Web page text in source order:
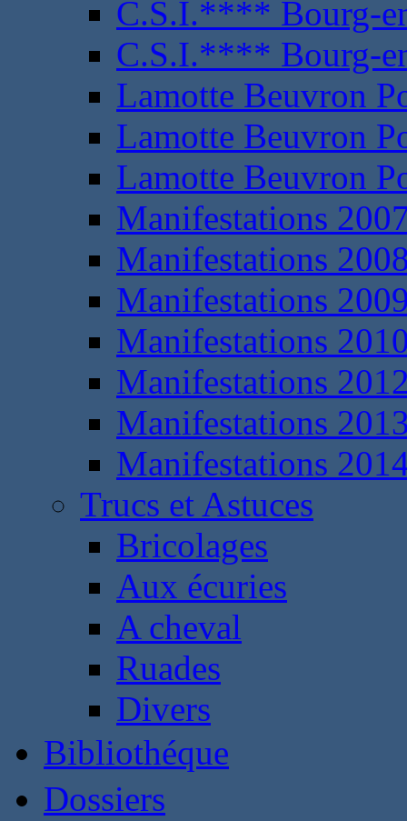
C.S.I.**** Bourg-
C.S.I.**** Bourg-
Lamotte Beuvron
Lamotte Beuvron
Lamotte Beuvron
Manifestations
Manifestations
Manifestations
Manifestations
Manifestations
Manifestations
Manifestations
Trucs et Astuces
Bricolages
Aux écuries
A cheval
Ruades
Divers
Bibliothéque
Dossiers